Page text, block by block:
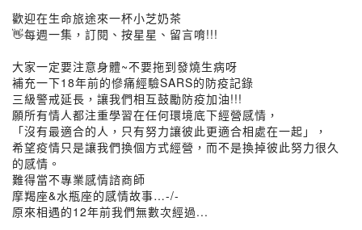
歡迎在生命旅途來一杯小芝奶茶
👋每週一集，訂閱、按星星、留言唷!!!
大家一定要注意身體~不要拖到發燒生病呀
補充一下18年前的慘痛經驗SARS的防疫記錄
三級警戒延長，讓我們相互鼓勵防疫加油!!!
願所有情人都注重學習在任何環境底下經營感情，
「沒有最適合的人，只有努力讓彼此更適合相處在一起」，
希望疫情只是讓我們換個方式經營，而不是換掉彼此努力很久
的感情。
難得當不專業感情諮商師
摩羯座&水瓶座的感情故事…-/-
原來相遇的12年前我們無數次經過...